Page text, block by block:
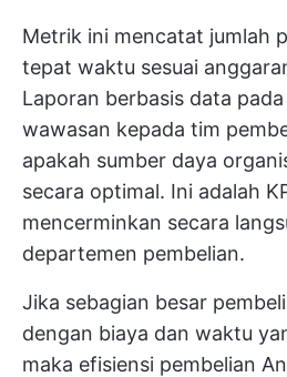
Metrik ini mencatat jumlah
tepat waktu sesuai
Laporan berbasis data
wawasan kepada tim
apakah sumber daya
secara optimal. Ini adalah
mencerminkan secara
departemen pembelian.
Jika sebagian besar
dengan biaya dan waktu
maka efisiensi pembelian